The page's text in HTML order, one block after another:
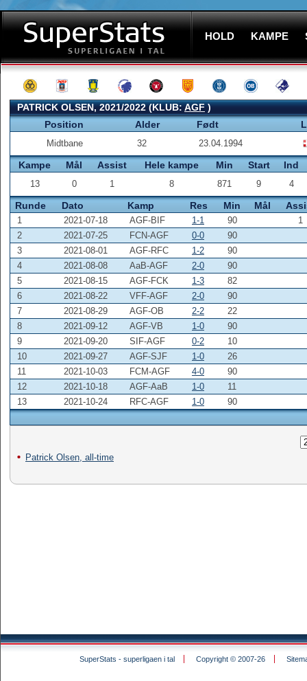
HOLD KAMPE
PATRICK OLSEN, 2021/2022 (KLUB:AGF)
Position
Alder Født
Midtbane 32 23.04.1994
Kampe Mål Assist Hele kampe Min Start Ind
13 0 1 8 871 9 4
Runde Dato Kamp Res Min Mål
1 2021-07-18 AGF-BIF 1-1 90
1
2
2021-07-25 FCN-AGF 0-0
90
3
2021-08-01 AGF-RFC 1-2
90
4
2021-08-08 AaB-AGF 2-0
90
5
2021-08-15 AGF-FCK 1-3
82
6
2021-08-22 VFF-AGF 2-0
90
7
2021-08-29 AGF-OB 2-2
22
8
2021-09-12 AGF-VB 1-0
90
9
2021-09-20 SIF-AGF 0-2
10
10
2021-09-27 AGF-SJF 1-0
26
11
2021-10-03 FCM-AGF 4-0
90
12
2021-10-18 AGF-AaB 1-0
11
13
2021-10-24 RFC-AGF 1-0 90
Patrick Olsen, all-time
SuperStats - superligaen i tal Copyright © 2007-26